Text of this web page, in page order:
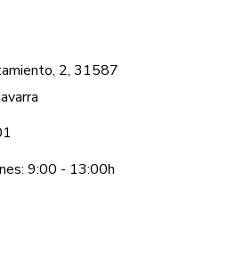
2, 31587
9:00 - 13:00h